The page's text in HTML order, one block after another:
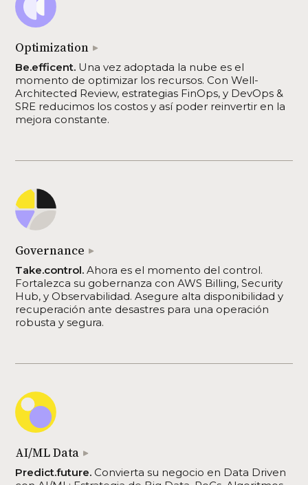
Optimization
Be.efficent. Una vez adoptada la nube es el
momento de optimizar los recursos. Con Well-
Architected Review, estrategias FinOps, y DevOps &
SRE reducimos los costos y así poder reinvertir en la
mejora constante.
Governance
Take.control.Ahora es el momento del control.
Fortalezca su gobernanza con AWS Billing, Security
Hub, y Observabilidad. Asegure alta disponibilidad y
recuperación ante desastres para una operación
robusta y segura.
AI/ML Data
Predict.future. Convierta su negocio en Data Driven